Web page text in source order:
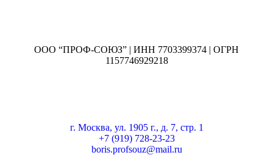
ООО “ПРОФ-СОЮЗ” | ИНН 7703399374 | ОГРН
1157746929218
г. Москва, ул. 1905 г., д. 7, стр. 1
+7 (919) 728-23-23
boris.profsouz@mail.ru